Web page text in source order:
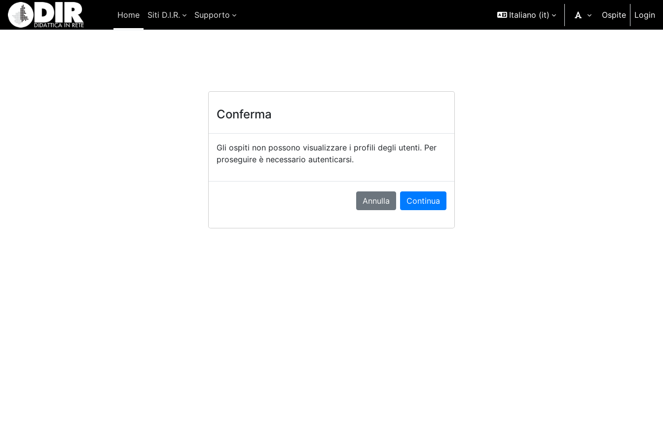
Vai al contenuto principale
Home
Siti D.I.R. Supporto Italiano ‎(it)‎ Ospite Login
Conferma
Gli ospiti non possono visualizzare i profili degli utenti. Per
proseguire è necessario autenticarsi.
Annulla Continua